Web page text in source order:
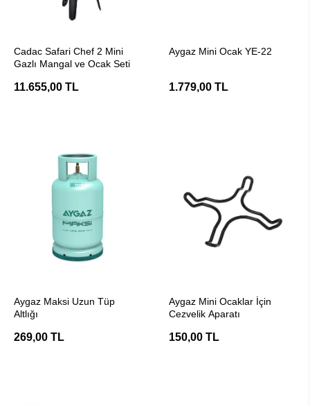
Cadac Safari Chef 2 Mini
Gazlı Mangal ve Ocak Seti
11.655,00 TL
Aygaz Mini Ocak YE-22
1.779,00 TL
Aygaz Maksi Uzun Tüp
Altlığı
269,00 TL
Aygaz Mini Ocaklar İçin
Cezvelik Aparatı
150,00 TL